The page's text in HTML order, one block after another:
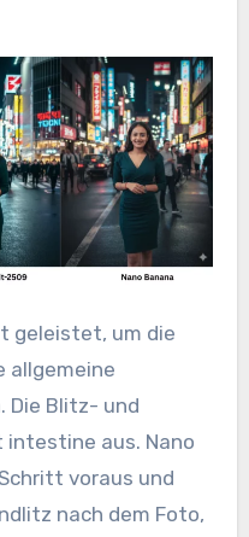
geleistet, um die
allgemeine
Die Blitz- und
aus. Nano
voraus und
nach dem Foto,